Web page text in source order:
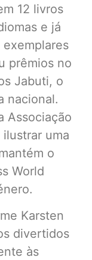
12 livros
e já
prêmios no
Jabuti, o
nacional.
Associação
uma
o
World
Karsten
divertidos
às